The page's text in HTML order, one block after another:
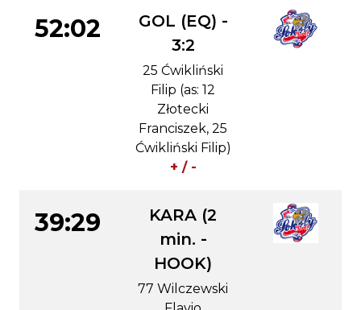
52:02
GOL (EQ) -
3:2
25 Ćwikliński
Filip (as: 12
Złotecki
Franciszek, 25
Ćwikliński Filip)
+ / -
39:29
KARA (2
min. -
HOOK)
77 Wilczewski